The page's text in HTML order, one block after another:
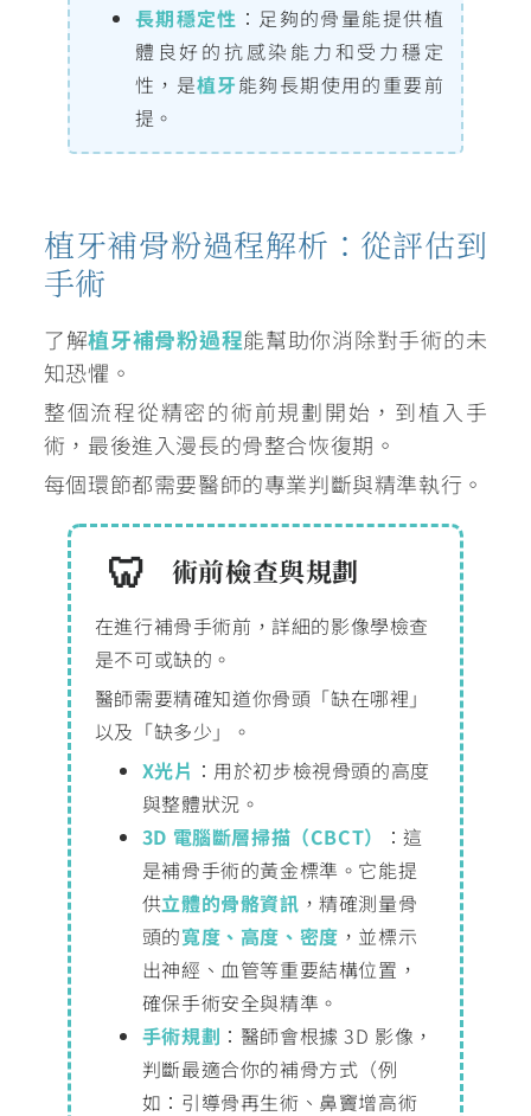
長期穩定性 ：足夠的骨量能提供植
體良好的抗感染能力和受力穩定
性，是植牙能夠長期使用的重要前
提。
植牙補骨粉過程解析：從評估到
手術
了解植牙補骨粉過程能幫助你消除對手術的未
知恐懼。
整個流程從精密的術前規劃開始，到植入手
術，最後進入漫長的骨整合恢復期。
每個環節都需要醫師的專業判斷與精準執行。
術前檢查與規劃
在進行補骨手術前，詳細的影像學檢查
是不可或缺的。
醫師需要精確知道你骨頭「缺在哪裡」
以及「缺多少」。
X光片 ：用於初步檢視骨頭的高度
與整體狀況。
3D 電腦斷層掃描（CBCT）
：這
是補骨手術的黃金標準。它能提
供立體的骨骼資訊 ，精確測量骨
頭的寬度、高度、密度 ，並標示
出神經、血管等重要結構位置，
確保手術安全與精準。
手術規劃 ：醫師會根據 3D 影像，
判斷最適合你的補骨方式（例
如：引導骨再生術、鼻竇增高術